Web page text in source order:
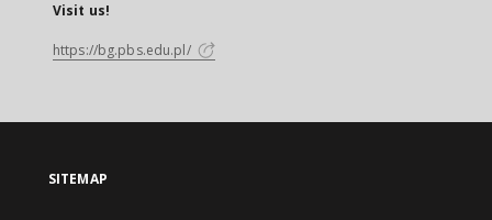
Visit us!
https://bg.pbs.edu.pl/
SITEMAP